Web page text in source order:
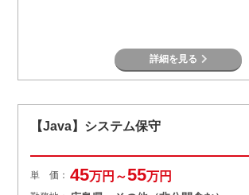
詳細を見る
【Java】システム保守
単 価： 45万円～55万円